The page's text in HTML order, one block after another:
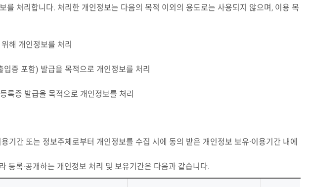
를 처리합니다. 처리한 개인정보는 다음의 목적 이외의 용도로는 사용되지 않으며, 이용 목
해 개인정보를 처리
증 포함) 발급을 목적으로 개인정보를 처리
록증 발급을 목적으로 개인정보를 처리
기간 또는 정보주체로부터 개인정보를 수집 시에 동의 받은 개인정보 보유·이용기간 내에
등록·공개하는 개인정보 처리 및 보유기간은 다음과 같습니다.